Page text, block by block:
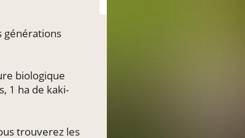
générations
biologique
1 ha de kaki-
trouverez les